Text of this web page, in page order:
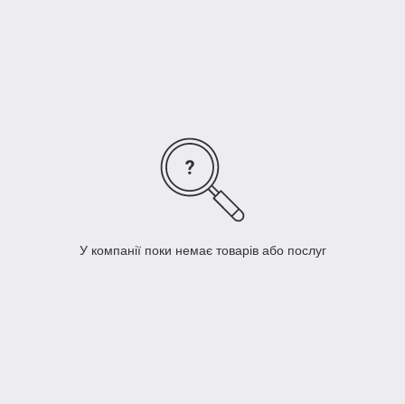
У компанії поки немає товарів або послуг